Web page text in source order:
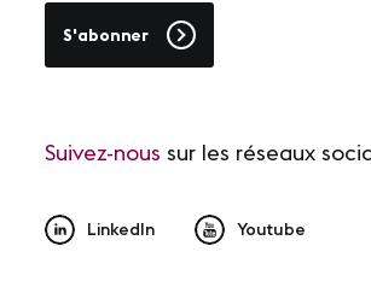
S'abonner
Suivez-nous sur les réseaux
LinkedIn Youtube